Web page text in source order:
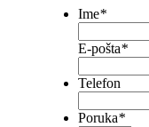
Ime*
E-pošta*
Telefon
Poruka*